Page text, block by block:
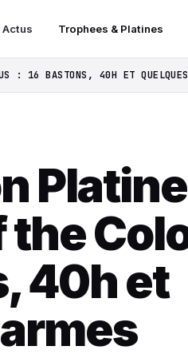
Actus Trophees & Platines
: 16 BASTONS, 40H ET
Platine
40h et